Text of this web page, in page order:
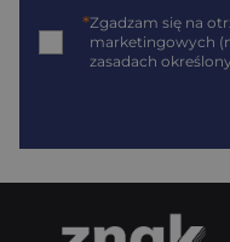
*Zgadzam się na
marketingowych
zasadach